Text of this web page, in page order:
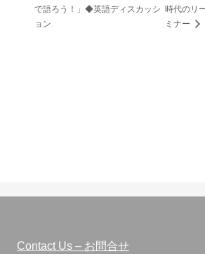
で語ろう！」◆英語ディスカッシ
ョン
時代のリ
ミナー
Contact Us – お問合せ